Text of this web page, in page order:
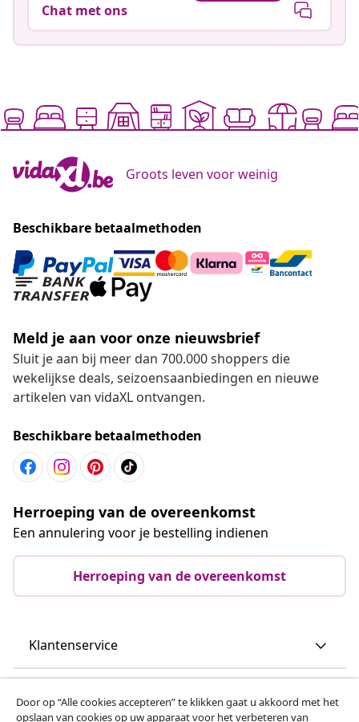
Chat met ons
Groots leven voor weinig
Beschikbare betaalmethoden
Meld je aan voor onze nieuwsbrief
Sluit je aan bij meer dan 700.000 shoppers die
wekelijkse deals, seizoensaanbiedingen en nieuwe
artikelen van vidaXL ontvangen.
Beschikbare betaalmethoden
Herroeping van de overeenkomst
Een annulering voor je bestelling indienen
Herroeping van de overeenkomst
Klantenservice
Door op “Alle cookies accepteren” te klikken gaat u akkoord met het
opslaan van cookies op uw apparaat voor het verbeteren van